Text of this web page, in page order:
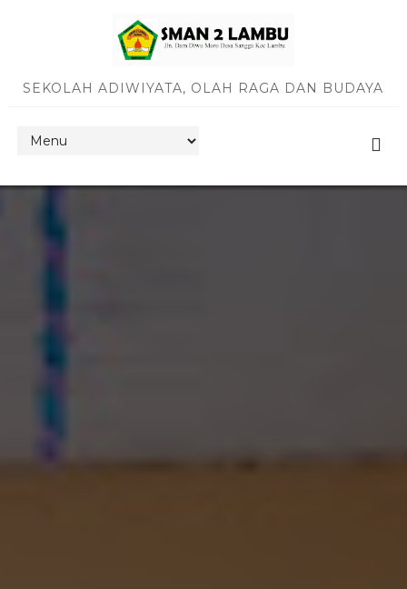
SEKOLAH ADIWIYATA, OLAH RAGA DAN BUDAYA